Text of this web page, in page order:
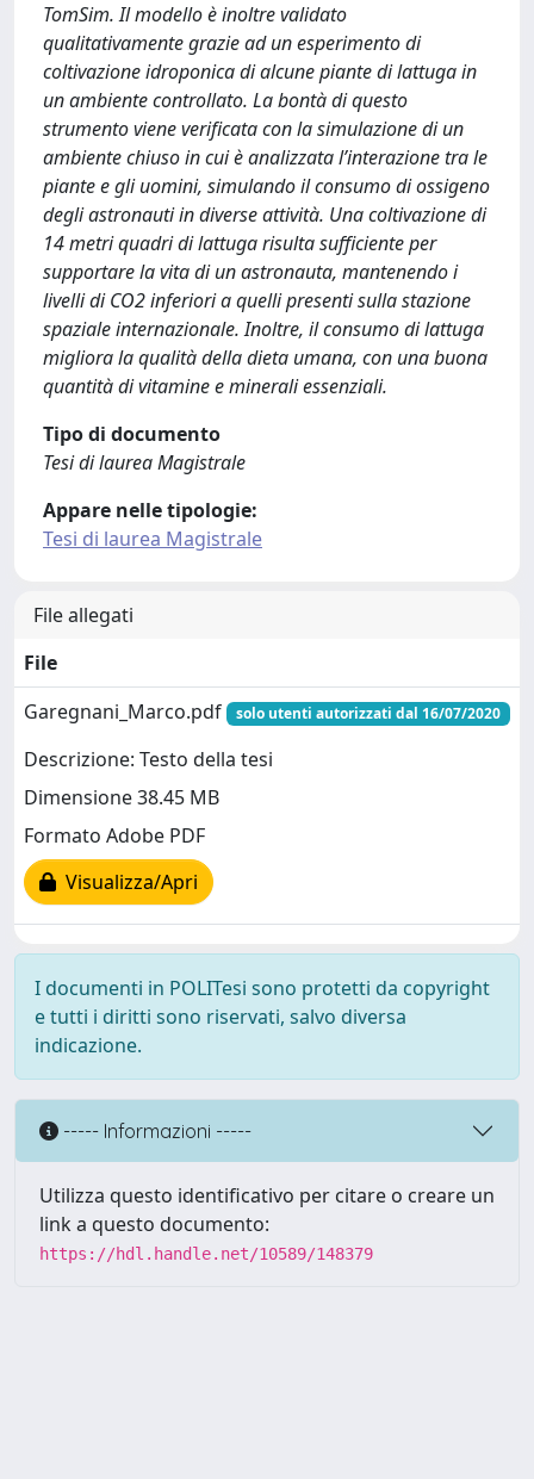
TomSim. Il modello è inoltre validato
qualitativamente grazie ad un esperimento di
coltivazione idroponica di alcune piante di lattuga in
un ambiente controllato. La bontà di questo
strumento viene veriﬁcata con la simulazione di un
ambiente chiuso in cui è analizzata l’interazione tra le
piante e gli uomini, simulando il consumo di ossigeno
degli astronauti in diverse attività. Una coltivazione di
14 metri quadri di lattuga risulta suﬃciente per
supportare la vita di un astronauta, mantenendo i
livelli di CO2 inferiori a quelli presenti sulla stazione
spaziale internazionale. Inoltre, il consumo di lattuga
migliora la qualità della dieta umana, con una buona
quantità di vitamine e minerali essenziali.
Tipo di documento
Tesi di laurea Magistrale
Appare nelle tipologie:
Tesi di laurea Magistrale
File allegati
File
Garegnani_Marco.pdf
solo utenti autorizzati dal 16/07/2020
Descrizione: Testo della tesi
Dimensione 38.45 MB
Formato Adobe PDF
Visualizza/Apri
I documenti in POLITesi sono protetti da copyright
e tutti i diritti sono riservati, salvo diversa
indicazione.
----- Informazioni -----
Utilizza questo identificativo per citare o creare un
link a questo documento:
https://hdl.handle.net/10589/148379